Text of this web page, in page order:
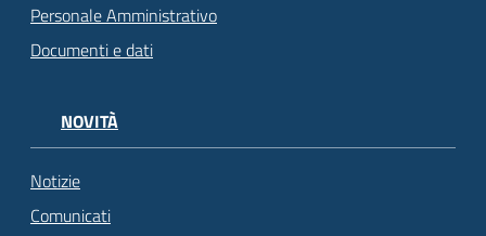
Personale Amministrativo
Documenti e dati
NOVITÀ
Notizie
Comunicati